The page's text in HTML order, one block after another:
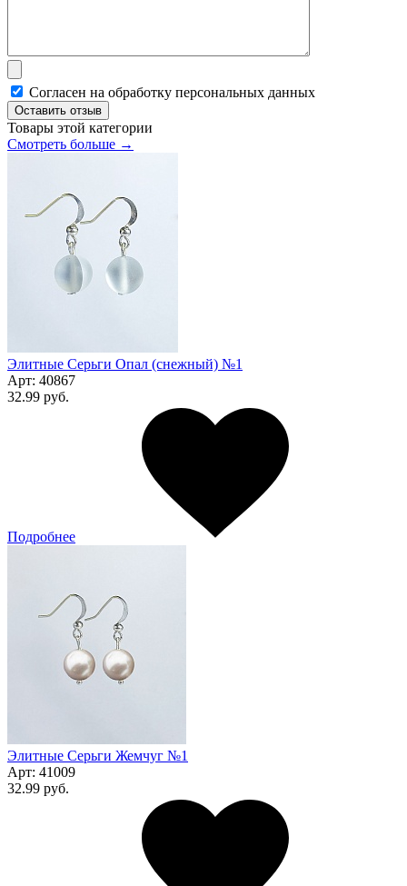
Согласен на обработку персональных данных
Оставить отзыв
Товары этой категории
Смотреть больше →
Элитные Серьги Опал (снежный) №1
Арт: 40867
32.99 руб.
Подробнее
Элитные Серьги Жемчуг №1
Арт: 41009
32.99 руб.